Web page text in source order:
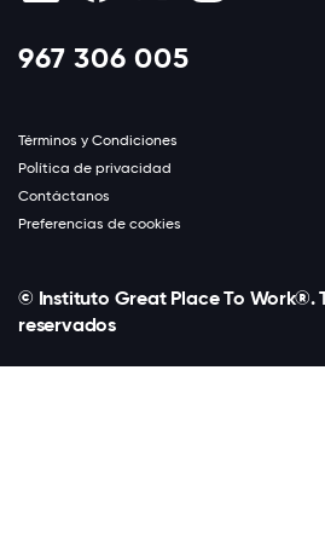
967 306 005
Términos y Condiciones
Política de privacidad
Contáctanos
Preferencias de cookies
© Instituto Great Place To Work®.
reservados